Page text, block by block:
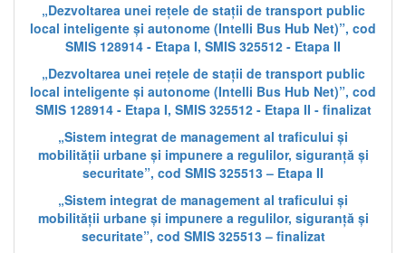
„Dezvoltarea unei rețele de stații de transport public
local inteligente și autonome (Intelli Bus Hub Net)”, cod
SMIS 128914 - Etapa I, SMIS 325512 - Etapa II
„Dezvoltarea unei rețele de stații de transport public
local inteligente și autonome (Intelli Bus Hub Net)”, cod
SMIS 128914 - Etapa I, SMIS 325512 - Etapa II - finalizat
„Sistem integrat de management al traficului și
mobilității urbane și impunere a regulilor, siguranță și
securitate”, cod SMIS 325513 – Etapa II
„Sistem integrat de management al traficului și
mobilității urbane și impunere a regulilor, siguranță și
securitate”, cod SMIS 325513 – finalizat